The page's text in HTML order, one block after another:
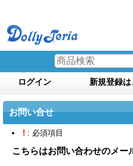
ログイン 新規登録は
お問い合せ
! : 必須項目
こちらはお問い合わせのメー